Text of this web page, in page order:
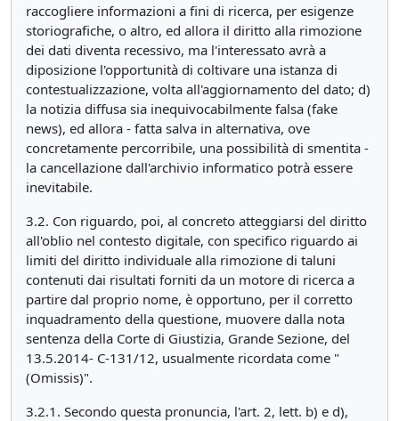
raccogliere informazioni a fini di ricerca, per esigenze
storiografiche, o altro, ed allora il diritto alla rimozione
dei dati diventa recessivo, ma l'interessato avrà a
diposizione l'opportunità di coltivare una istanza di
contestualizzazione, volta all'aggiornamento del dato; d)
la notizia diffusa sia inequivocabilmente falsa (fake
news), ed allora - fatta salva in alternativa, ove
concretamente percorribile, una possibilità di smentita -
la cancellazione dall'archivio informatico potrà essere
inevitabile.
3.2. Con riguardo, poi, al concreto atteggiarsi del diritto
all'oblio nel contesto digitale, con specifico riguardo ai
limiti del diritto individuale alla rimozione di taluni
contenuti dai risultati forniti da un motore di ricerca a
partire dal proprio nome, è opportuno, per il corretto
inquadramento della questione, muovere dalla nota
sentenza della Corte di Giustizia, Grande Sezione, del
13.5.2014- C-131/12, usualmente ricordata come "
(Omissis)".
3.2.1. Secondo questa pronuncia, l'art. 2, lett. b) e d),